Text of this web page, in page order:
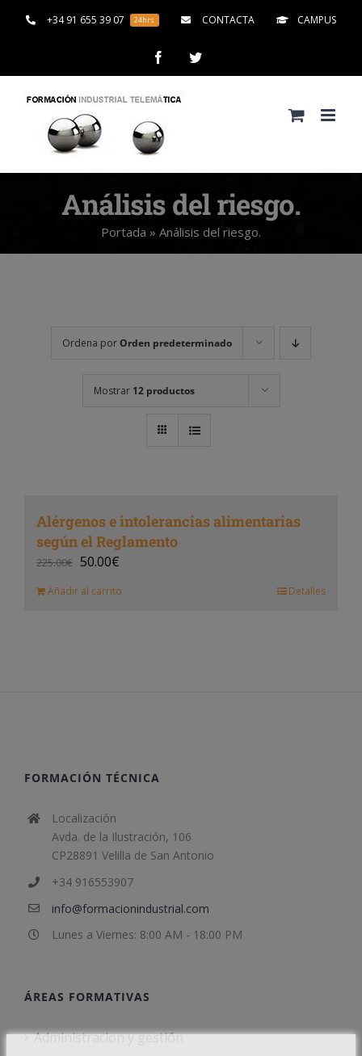
+34 91 655 39 07 24hrs CONTACTA CAMPUS
FacebookTwitter
Análisis del riesgo.
Portada » Análisis del riesgo.
Ordena porOrden predeterminado
Mostrar 12 productos
Alérgenos e intolerancias alimentarias
según el Reglamento
225.00€ 50.00€
Añadir al carrito Detalles
FORMACIÓN TÉCNICA
Localización
Avda. de la Ilustración, 106
CP28891 Velilla de San Antonio
+34 916553907
info@formacionindustrial.com
Lunes a Viernes: 8:00 AM - 18:00 PM
ÁREAS FORMATIVAS
Administracion y gestión